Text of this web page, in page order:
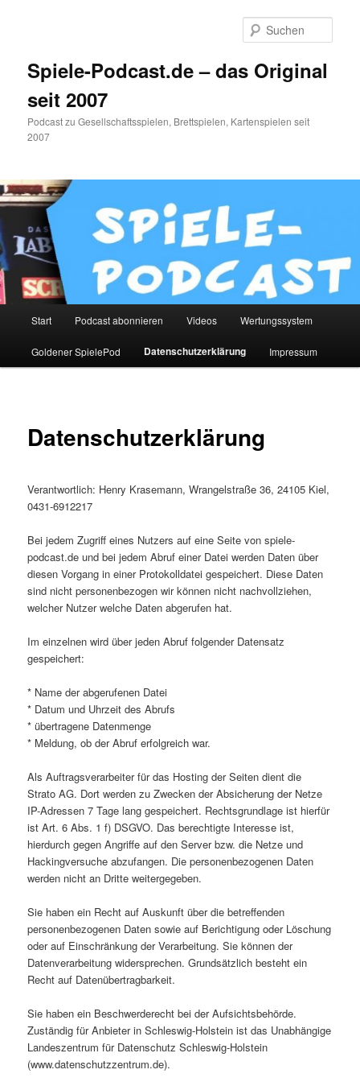
Spiele-Podcast.de – das Original
seit 2007
Podcast zu Gesellschaftsspielen, Brettspielen, Kartenspielen seit
2007
Start Podcast abonnieren Videos Wertungssystem
Goldener SpielePod Datenschutzerklärung Impressum
Datenschutzerklärung
Verantwortlich: Henry Krasemann, Wrangelstraße 36, 24105 Kiel,
0431-6912217
Bei jedem Zugriff eines Nutzers auf eine Seite von spiele-
podcast.de und bei jedem Abruf einer Datei werden Daten über
diesen Vorgang in einer Protokolldatei gespeichert. Diese Daten
sind nicht personenbezogen wir können nicht nachvollziehen,
welcher Nutzer welche Daten abgerufen hat.
Im einzelnen wird über jeden Abruf folgender Datensatz
gespeichert:
* Name der abgerufenen Datei
* Datum und Uhrzeit des Abrufs
* übertragene Datenmenge
* Meldung, ob der Abruf erfolgreich war.
Als Auftragsverarbeiter für das Hosting der Seiten dient die
Strato AG. Dort werden zu Zwecken der Absicherung der Netze
IP-Adressen 7 Tage lang gespeichert. Rechtsgrundlage ist hierfür
ist Art. 6 Abs. 1 f) DSGVO. Das berechtigte Interesse ist,
hierdurch gegen Angriffe auf den Server bzw. die Netze und
Hackingversuche abzufangen. Die personenbezogenen Daten
werden nicht an Dritte weitergegeben.
Sie haben ein Recht auf Auskunft über die betreffenden
personenbezogenen Daten sowie auf Berichtigung oder Löschung
oder auf Einschränkung der Verarbeitung. Sie können der
Datenverarbeitung widersprechen. Grundsätzlich besteht ein
Recht auf Datenübertragbarkeit.
Sie haben ein Beschwerderecht bei der Aufsichtsbehörde.
Zuständig für Anbieter in Schleswig-Holstein ist das Unabhängige
Landeszentrum für Datenschutz Schleswig-Holstein
(www.datenschutzzentrum.de).